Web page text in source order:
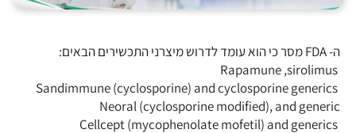
ה- FDA מסר כי הוא עומד לדרוש מיצרני התכשירים הבאים:
Neoral (cyclosporine modified), and generic